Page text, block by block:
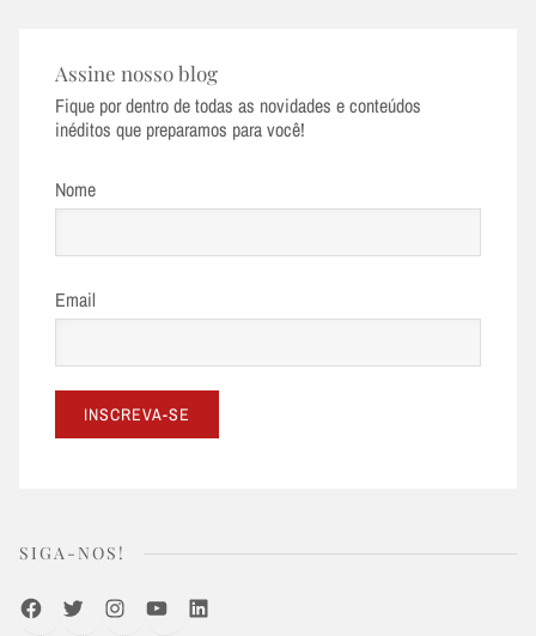
Assine nosso blog
Fique por dentro de todas as novidades e conteúdos
inéditos que preparamos para você!
Nome
Email
SIGA-NOS!
FacebookTwitterInstagramYoutubeLinkedIn